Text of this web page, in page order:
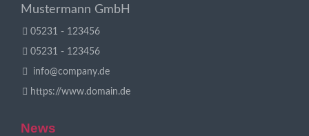
Mustermann GmbH
05231 - 123456
05231 - 123456
info@company.de
https://www.domain.de
News